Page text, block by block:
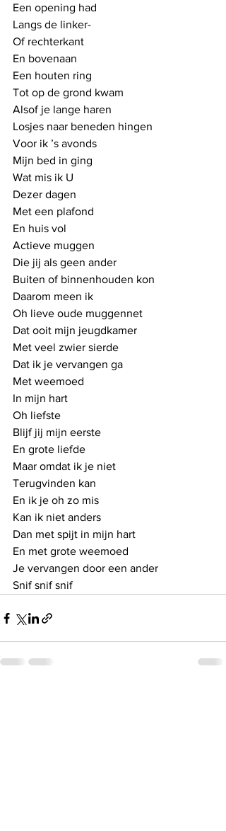
Een opening had
Langs de linker-
Of rechterkant
En bovenaan
Een houten ring
Tot op de grond kwam
Alsof je lange haren
Losjes naar beneden hingen
Voor ik ’s avonds
Mijn bed in ging
Wat mis ik U
Dezer dagen
Met een plafond
En huis vol
Actieve muggen
Die jij als geen ander
Buiten of binnenhouden kon
Daarom meen ik
Oh lieve oude muggennet
Dat ooit mijn jeugdkamer
Met veel zwier sierde
Dat ik je vervangen ga
Met weemoed
In mijn hart
Oh liefste
Blijf jij mijn eerste
En grote liefde
Maar omdat ik je niet
Terugvinden kan
En ik je oh zo mis
Kan ik niet anders
Dan met spijt in mijn hart
En met grote weemoed
Je vervangen door een ander
Snif snif snif